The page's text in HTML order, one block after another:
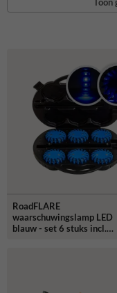
RoadFLARE
waarschuwingslamp LED
blauw - set 6 stuks incl.